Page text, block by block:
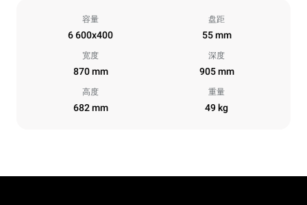
容量
6 600x400
盘距
55 mm
宽度
870 mm
深度
905 mm
高度
682 mm
重量
49 kg